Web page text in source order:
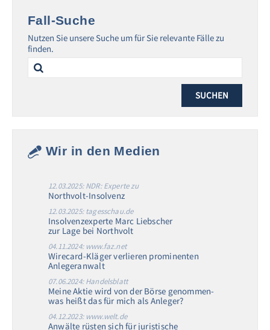
Fall-Suche
Nutzen Sie unsere Suche um für Sie relevante Fälle zu
finden.
Search
for:
Wir in den Medien
12.03.2025: NDR: Experte zu
Northvolt-Insolvenz
12.03.2025: tagesschau.de
Insolvenzexperte Marc Liebscher
zur Lage bei Northvolt
04.11.2024: www.faz.net
Wirecard-Kläger verlieren prominenten
Anlegeranwalt
07.06.2024: Handelsblatt
Meine Aktie wird von der Börse genommen-
was heißt das für mich als Anleger?
04.12.2023: www.welt.de
Anwälte rüsten sich für juristische